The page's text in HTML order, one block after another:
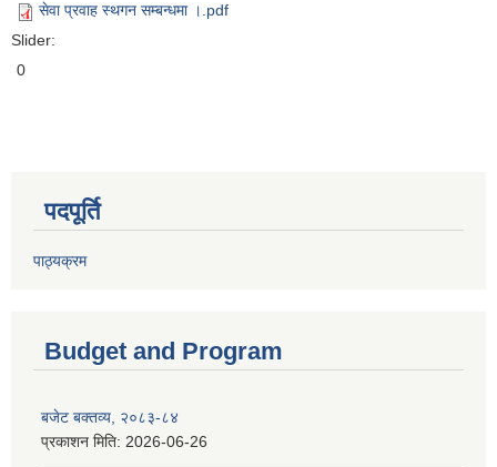
सेवा प्रवाह स्थगन सम्बन्धमा ।.pdf
Slider:
0
पदपूर्ति
पाठ्यक्रम
Budget and Program
बजेट बक्तव्य, २०८३-८४
प्रकाशन मिति: 2026-06-26